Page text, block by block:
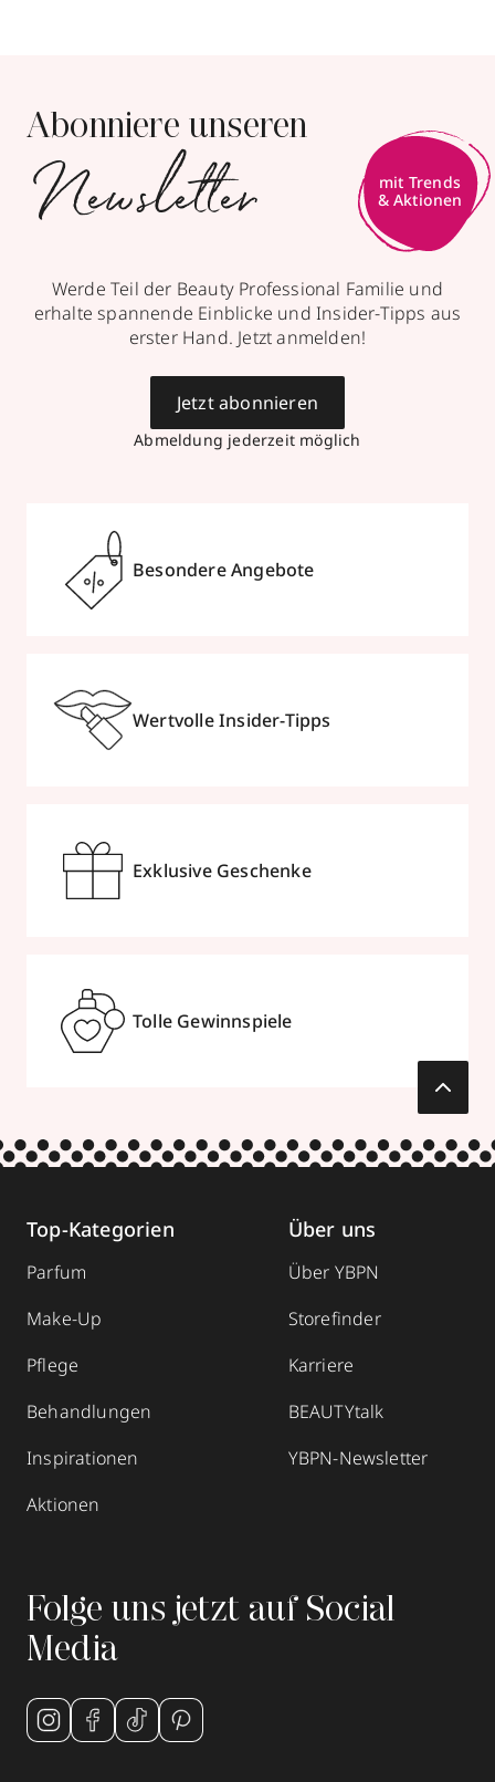
Abonniere unseren
Newsletter
mit Trends
& Aktionen
Werde Teil der Beauty Professional Familie und
erhalte spannende Einblicke und Insider-Tipps aus
erster Hand. Jetzt anmelden!
Abmeldung jederzeit möglich
Jetzt abonnieren
Besondere Angebote
Wertvolle Insider-Tipps
Exklusive Geschenke
Tolle Gewinnspiele
Top-Kategorien
Parfum
Make-Up
Pflege
Behandlungen
Inspirationen
Aktionen
Über uns
Über YBPN
Storefinder
Karriere
BEAUTYtalk
YBPN-Newsletter
Folge uns jetzt auf Social
Media